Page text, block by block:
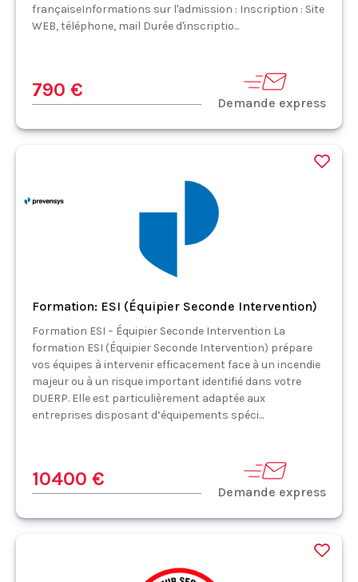
françaiseInformations sur l'admission : Inscription : Site
WEB, téléphone, mail Durée d'inscriptio...
790 €
Demande express
Formation: ESI (Équipier Seconde Intervention)
Formation ESI – Équipier Seconde Intervention La
formation ESI (Équipier Seconde Intervention) prépare
vos équipes à intervenir efficacement face à un incendie
majeur ou à un risque important identifié dans votre
DUERP. Elle est particulièrement adaptée aux
entreprises disposant d’équipements spéci...
10400 €
Demande express